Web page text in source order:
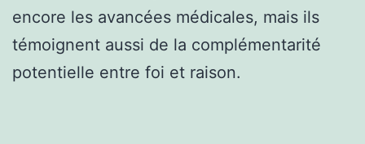
encore les avancées médicales, mais ils
témoignent aussi de la complémentarité
potentielle entre foi et raison.